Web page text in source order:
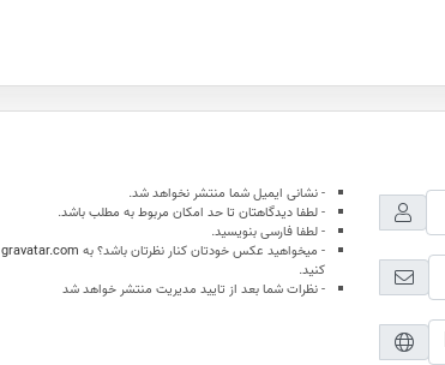
- نشانی ایمیل شما منتشر نخواهد شد.
- لطفا دیدگاهتان تا حد امکان مربوط به مطلب باشد.
- لطفا فارسی بنویسید.
- میخواهید عکس خودتان کنار نظرتان باشد؟ به gravatar.com
کنید.
- نظرات شما بعد از تایید مدیریت منتشر خواهد شد